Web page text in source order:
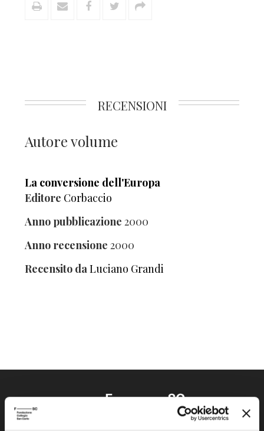
RECENSIONI
Autore volume
La conversione dell'Europa
Editore Corbaccio
Anno pubblicazione 2000
Anno recensione 2000
Recensito daLuciano Grandi